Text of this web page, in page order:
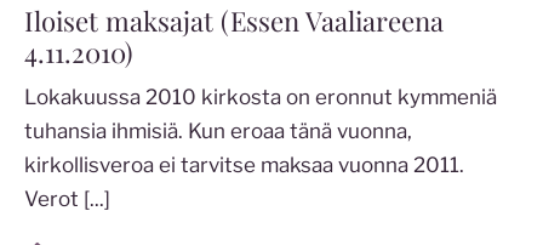
Iloiset maksajat (Essen Vaaliareena
4.11.2010)
Lokakuussa 2010 kirkosta on eronnut kymmeniä
tuhansia ihmisiä. Kun eroaa tänä vuonna,
kirkollisveroa ei tarvitse maksaa vuonna 2011.
Verot [...]